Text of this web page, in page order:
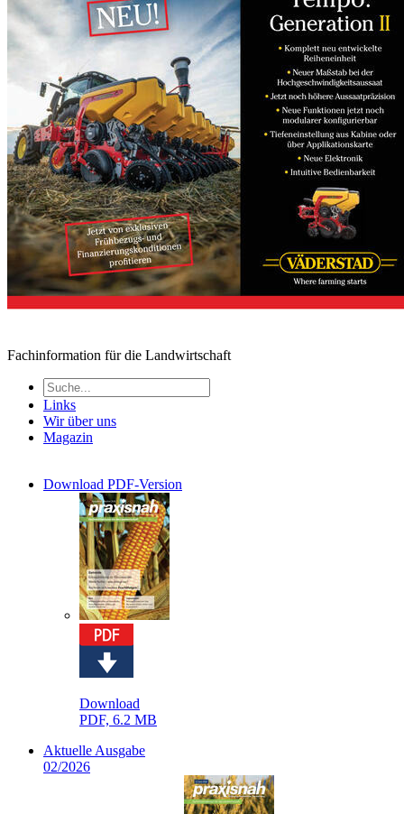
Fachinformation für die Landwirtschaft
Links
Wir über uns
Magazin
Download PDF-Version
Download
PDF, 6.2 MB
Aktuelle Ausgabe
02/2026